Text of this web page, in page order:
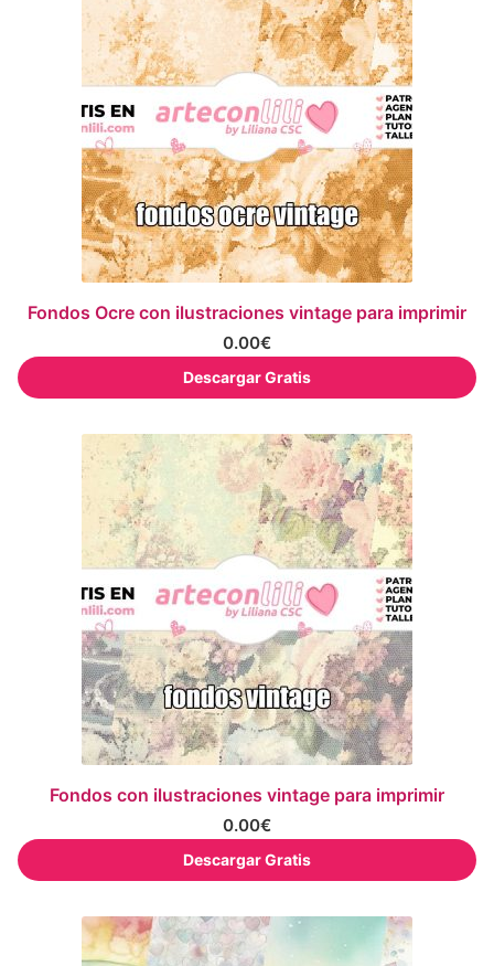
Fondos Ocre con ilustraciones vintage para imprimir
0.00€
Descargar Gratis
Fondos con ilustraciones vintage para imprimir
0.00€
Descargar Gratis